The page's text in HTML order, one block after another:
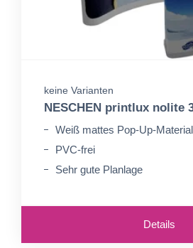
keine Varianten
NESCHEN printlux nolite
Weiß mattes Pop-Up-
PVC-frei
Sehr gute Planlage
Details